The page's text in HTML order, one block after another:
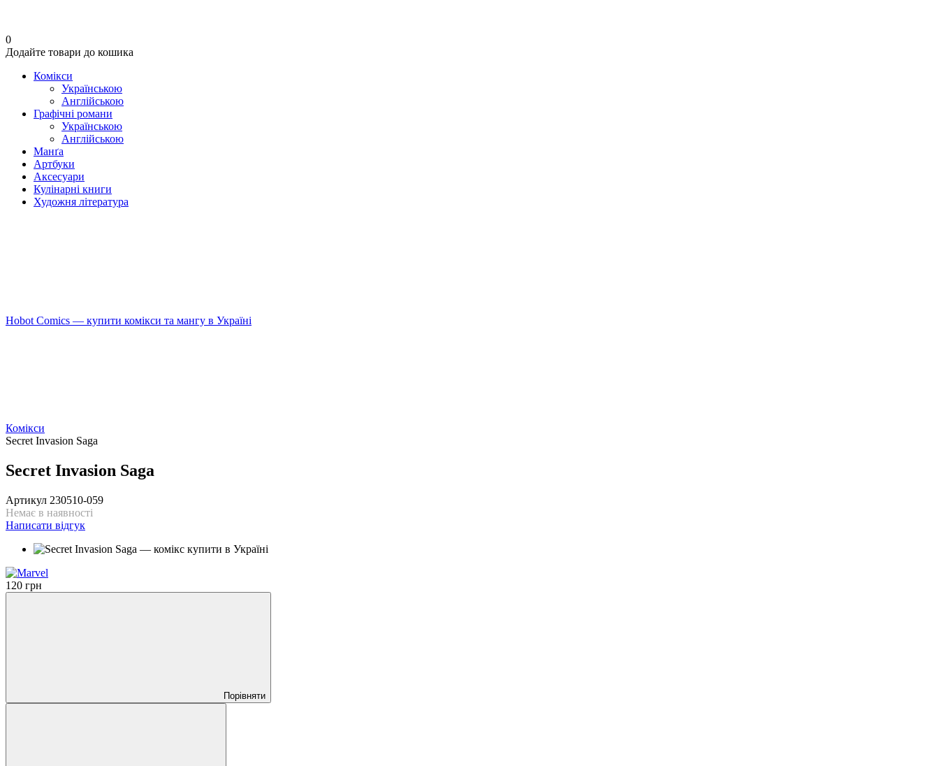
0
Додайте товари до кошика
Комікси
Українською
Англійською
Графічні романи
Українською
Англійською
Манґа
Артбуки
Аксесуари
Кулінарні книги
Художня література
Hobot Comics — купити комікси та мангу в Україні
Комікси
Secret Invasion Saga
Secret Invasion Saga
Артикул 230510-059
Немає в наявності
Написати відгук
120 грн
Порівняти